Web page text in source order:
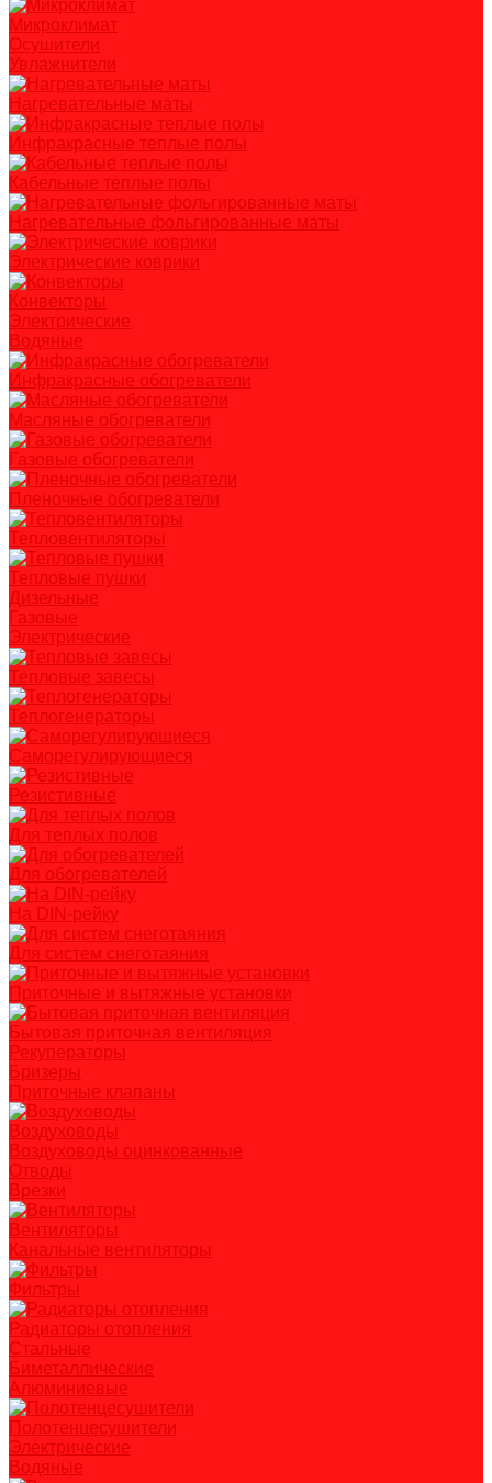
Микроклимат
Осушители
Увлажнители
Нагревательные маты
Инфракрасные теплые полы
Кабельные теплые полы
Нагревательные фольгированные маты
Электрические коврики
Конвекторы
Электрические
Водяные
Инфракрасные обогреватели
Масляные обогреватели
Газовые обогреватели
Пленочные обогреватели
Тепловентиляторы
Тепловые пушки
Дизельные
Газовые
Электрические
Тепловые завесы
Теплогенераторы
Саморегулирующиеся
Резистивные
Для теплых полов
Для обогревателей
На DIN-рейку
Для систем снеготаяния
Приточные и вытяжные установки
Бытовая приточная вентиляция
Рекуператоры
Бризеры
Приточные клапаны
Воздуховоды
Воздуховоды оцинкованные
Отводы
Врезки
Вентиляторы
Канальные вентиляторы
Фильтры
Радиаторы отопления
Стальные
Биметаллические
Алюминиевые
Полотенцесушители
Электрические
Водяные